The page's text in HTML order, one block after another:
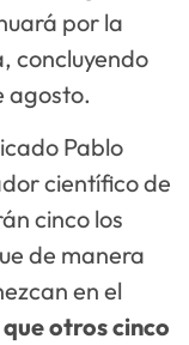
por la
concluyendo
agosto.
Pablo
científico de
cinco los
de manera
en el
otros cinco